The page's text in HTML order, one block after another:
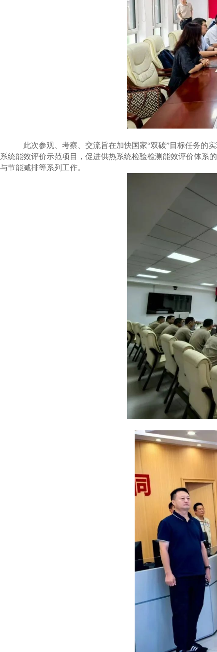
此次参观、考察、交流旨在加快国家“双碳”目标任务的
系统能效评价示范项目，促进供热系统检验检测能效评价体系
与节能减排等系列工作。